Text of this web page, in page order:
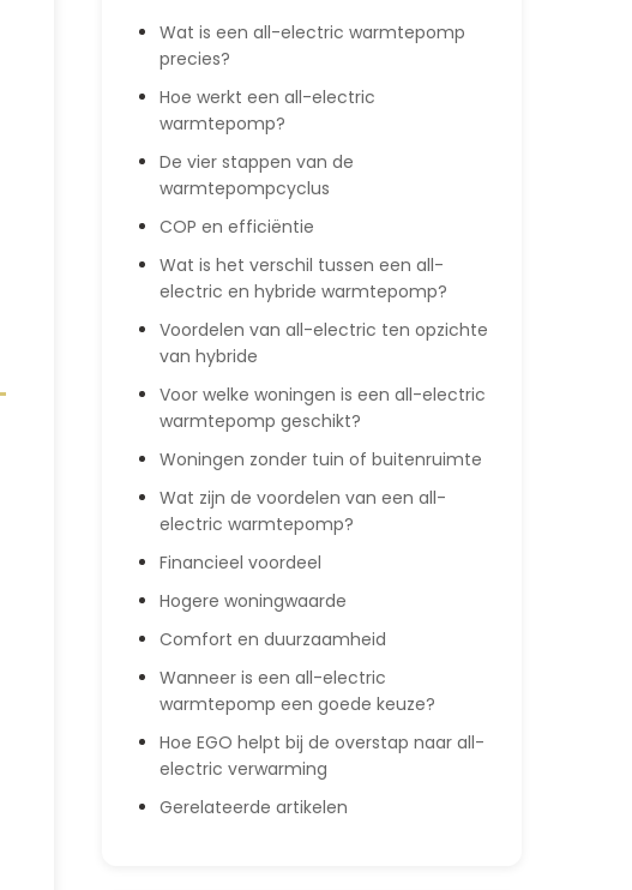
Wat is een all-electric warmtepomp
precies?
Hoe werkt een all-electric
warmtepomp?
De vier stappen van de
warmtepompcyclus
COP en efficiëntie
Wat is het verschil tussen een all-
electric en hybride warmtepomp?
Voordelen van all-electric ten opzichte
van hybride
Voor welke woningen is een all-electric
warmtepomp geschikt?
Woningen zonder tuin of buitenruimte
Wat zijn de voordelen van een all-
electric warmtepomp?
Financieel voordeel
Hogere woningwaarde
Comfort en duurzaamheid
Wanneer is een all-electric
warmtepomp een goede keuze?
Hoe EGO helpt bij de overstap naar all-
electric verwarming
Gerelateerde artikelen